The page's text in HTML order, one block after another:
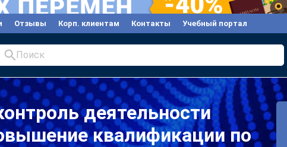
Отзывы Корп. клиентам Контакты Учебный портал
Поиск
деятельности
квалификации по